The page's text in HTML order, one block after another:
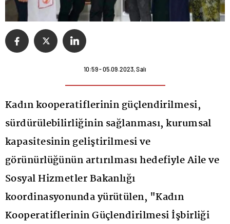
10:59 - 05.09.2023, Salı
Kadın kooperatiflerinin güçlendirilmesi,
sürdürülebilirliğinin sağlanması, kurumsal
kapasitesinin geliştirilmesi ve
görünürlüğünün artırılması hedefiyle Aile ve
Sosyal Hizmetler Bakanlığı
koordinasyonunda yürütülen, "Kadın
Kooperatiflerinin Güçlendirilmesi İşbirliği